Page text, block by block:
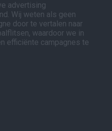
advertising
Wij weten als geen
door te vertalen naar
waardoor we in
efficiënte campagnes te